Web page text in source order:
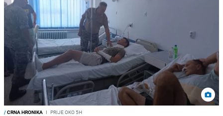
/CRNA HRONIKA I PRIJE OKO 5H